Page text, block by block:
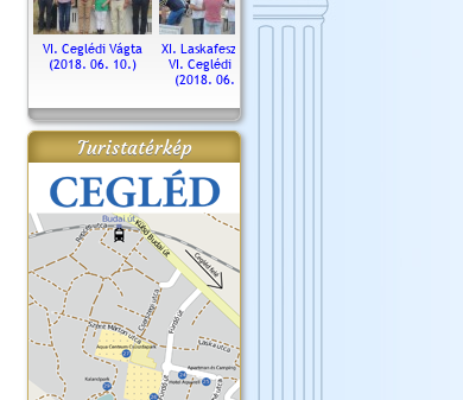
VI. Ceglédi Vágta
(2018. 06. 10.)
XI. Laskafesztivál és
VI. Ceglédi Vágta
(2018. 06. 10.)
Turistatérkép